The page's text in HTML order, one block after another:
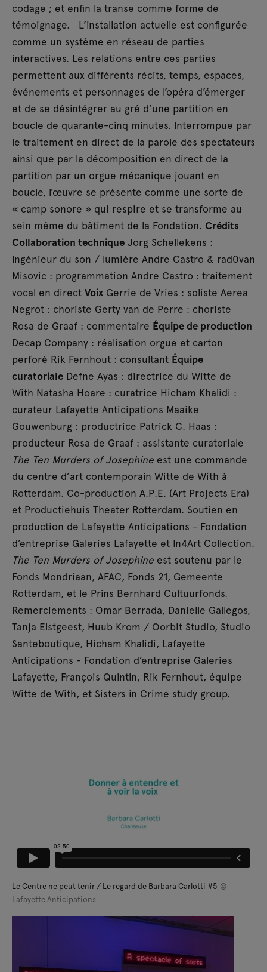
codage ; et enfin la transe comme forme de
témoignage. L’installation actuelle est configurée
comme un système en réseau de parties
interactives. Les relations entre ces parties
permettent aux différents récits, temps, espaces,
événements et personnages de l’opéra d’émerger
et de se désintégrer au gré d’une partition en
boucle de quarante-cinq minutes. Interrompue par
le traitement en direct de la parole des spectateurs
ainsi que par la décomposition en direct de la
partition par un orgue mécanique jouant en
boucle, l’œuvre se présente comme une sorte de
« camp sonore » qui respire et se transforme au
sein même du bâtiment de la Fondation. Crédits
Collaboration technique Jorg Schellekens :
ingénieur du son / lumière Andre Castro & rad0van
Misovic : programmation Andre Castro : traitement
vocal en direct Voix Gerrie de Vries : soliste Aerea
Negrot : choriste Gerty van de Perre : choriste
Rosa de Graaf : commentaire Équipe de production
Decap Company : réalisation orgue et carton
perforé Rik Fernhout : consultant Équipe
curatoriale Defne Ayas : directrice du Witte de
With Natasha Hoare : curatrice Hicham Khalidi :
curateur Lafayette Anticipations Maaike
Gouwenburg : productrice Patrick C. Haas :
producteur Rosa de Graaf : assistante curatoriale
The Ten Murders of Josephine est une commande
du centre d’art contemporain Witte de With à
Rotterdam. Co-production A.P.E. (Art Projects Era)
et Productiehuis Theater Rotterdam. Soutien en
production de Lafayette Anticipations - Fondation
d’entreprise Galeries Lafayette et In4Art Collection.
The Ten Murders of Josephine est soutenu par le
Fonds Mondriaan, AFAC, Fonds 21, Gemeente
Rotterdam, et le Prins Bernhard Cultuurfonds.
Remerciements : Omar Berrada, Danielle Gallegos,
Tanja Elstgeest, Huub Krom / Oorbit Studio, Studio
Santeboutique, Hicham Khalidi, Lafayette
Anticipations - Fondation d’entreprise Galeries
Lafayette, François Quintin, Rik Fernhout, équipe
Witte de With, et Sisters in Crime study group.
Le Centre ne peut tenir / Le regard de Barbara Carlotti #5 ©
Lafayette Anticipations